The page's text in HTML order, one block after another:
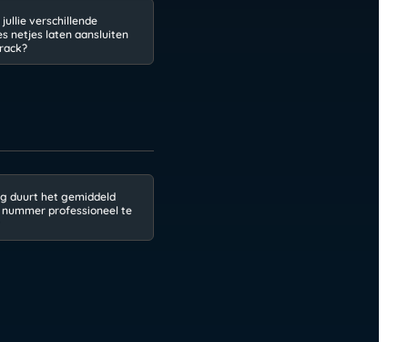
jullie verschillende
netjes laten aansluiten
duurt het gemiddeld
nummer professioneel te